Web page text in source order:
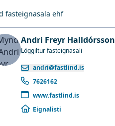
fasteignasala ehf
Andri Freyr Halldórsson
Löggiltur fasteignasali
andri@fastlind.is
7626162
www.fastlind.is
Eignalisti